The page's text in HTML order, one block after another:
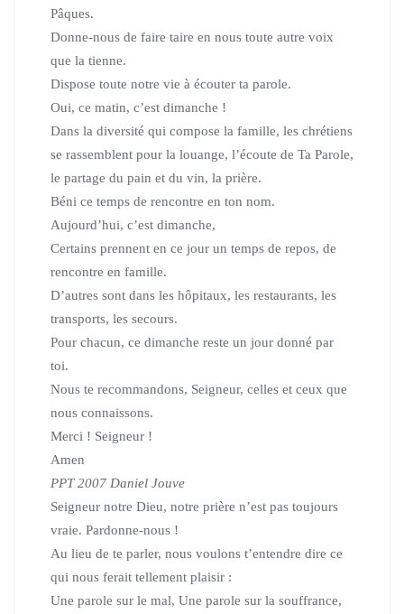
Pâques.
Donne-nous de faire taire en nous toute autre voix
que la tienne.
Dispose toute notre vie à écouter ta parole.
Oui, ce matin, c’est dimanche !
Dans la diversité qui compose la famille, les chrétiens
se rassemblent pour la louange, l’écoute de Ta Parole,
le partage du pain et du vin, la prière.
Béni ce temps de rencontre en ton nom.
Aujourd’hui, c’est dimanche,
Certains prennent en ce jour un temps de repos, de
rencontre en famille.
D’autres sont dans les hôpitaux, les restaurants, les
transports, les secours.
Pour chacun, ce dimanche reste un jour donné par
toi.
Nous te recommandons, Seigneur, celles et ceux que
nous connaissons.
Merci ! Seigneur !
Amen
PPT 2007 Daniel Jouve
Seigneur notre Dieu, notre prière n’est pas toujours
vraie. Pardonne-nous !
Au lieu de te parler, nous voulons t’entendre dire ce
qui nous ferait tellement plaisir :
Une parole sur le mal, Une parole sur la souffrance,